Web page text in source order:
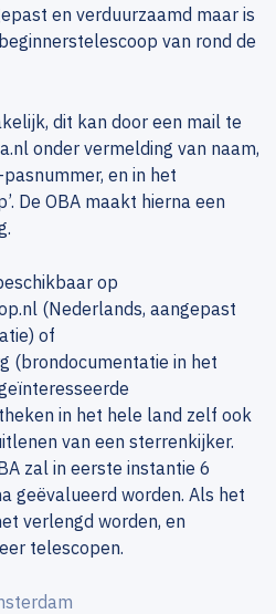
en verduurzaamd maar is
van rond de
dit kan door een mail te
onder vermelding van naam,
en in het
De OBA maakt hierna een
op
(Nederlands, aangepast
of
(brondocumentatie in het
in het hele land zelf ook
van een sterrenkijker.
zal in eerste instantie 6
geëvalueerd worden. Als het
verlengd worden, en
telescopen.